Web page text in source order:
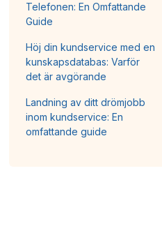
Telefonen: En Omfattande
Guide
Höj din kundservice med en
kunskapsdatabas: Varför
det är avgörande
Landning av ditt drömjobb
inom kundservice: En
omfattande guide